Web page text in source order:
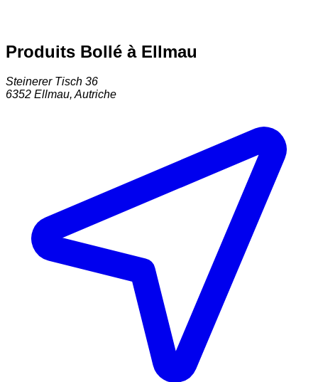
Produits Bollé à Ellmau
Steinerer Tisch 36
6352 Ellmau,Autriche